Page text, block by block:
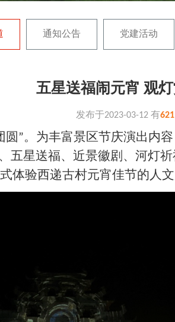
通知公告 党建活动
五星送福闹元宵 观
发布于2023-03-12 有
圆”。为丰富景区节庆演出内
五星送福、近景徽剧、河灯
体验西递古村元宵佳节的人